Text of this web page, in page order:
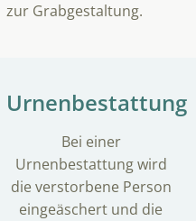
zur Grabgestaltung.
Urnenbestattung
Bei einer
Urnenbestattung wird
die verstorbene Person
eingeäschert und die